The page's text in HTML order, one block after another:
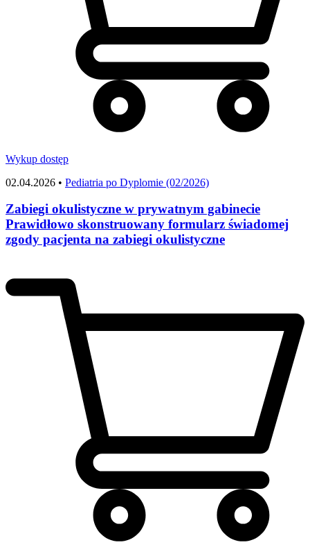
Wykup dostęp
02.04.2026 • Pediatria po Dyplomie (02/2026)
Zabiegi okulistyczne w prywatnym gabinecie
Prawidłowo skonstruowany formularz świadomej
zgody pacjenta na zabiegi okulistyczne